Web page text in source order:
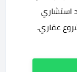
استشاري
عقاري.